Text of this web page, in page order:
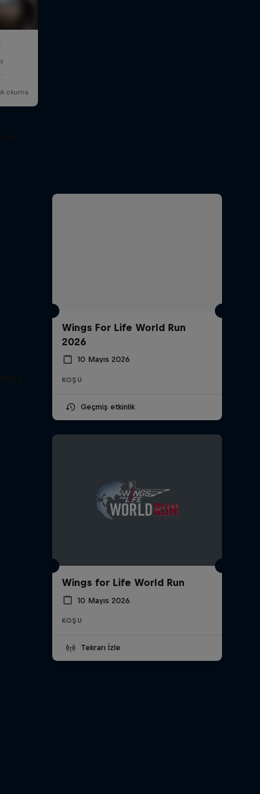
Wings For Life World Run
2026
10 Mayıs 2026
KOŞU
Geçmiş etkinlik
Wings for Life World Run
10 Mayıs 2026
KOŞU
Tekrarı İzle